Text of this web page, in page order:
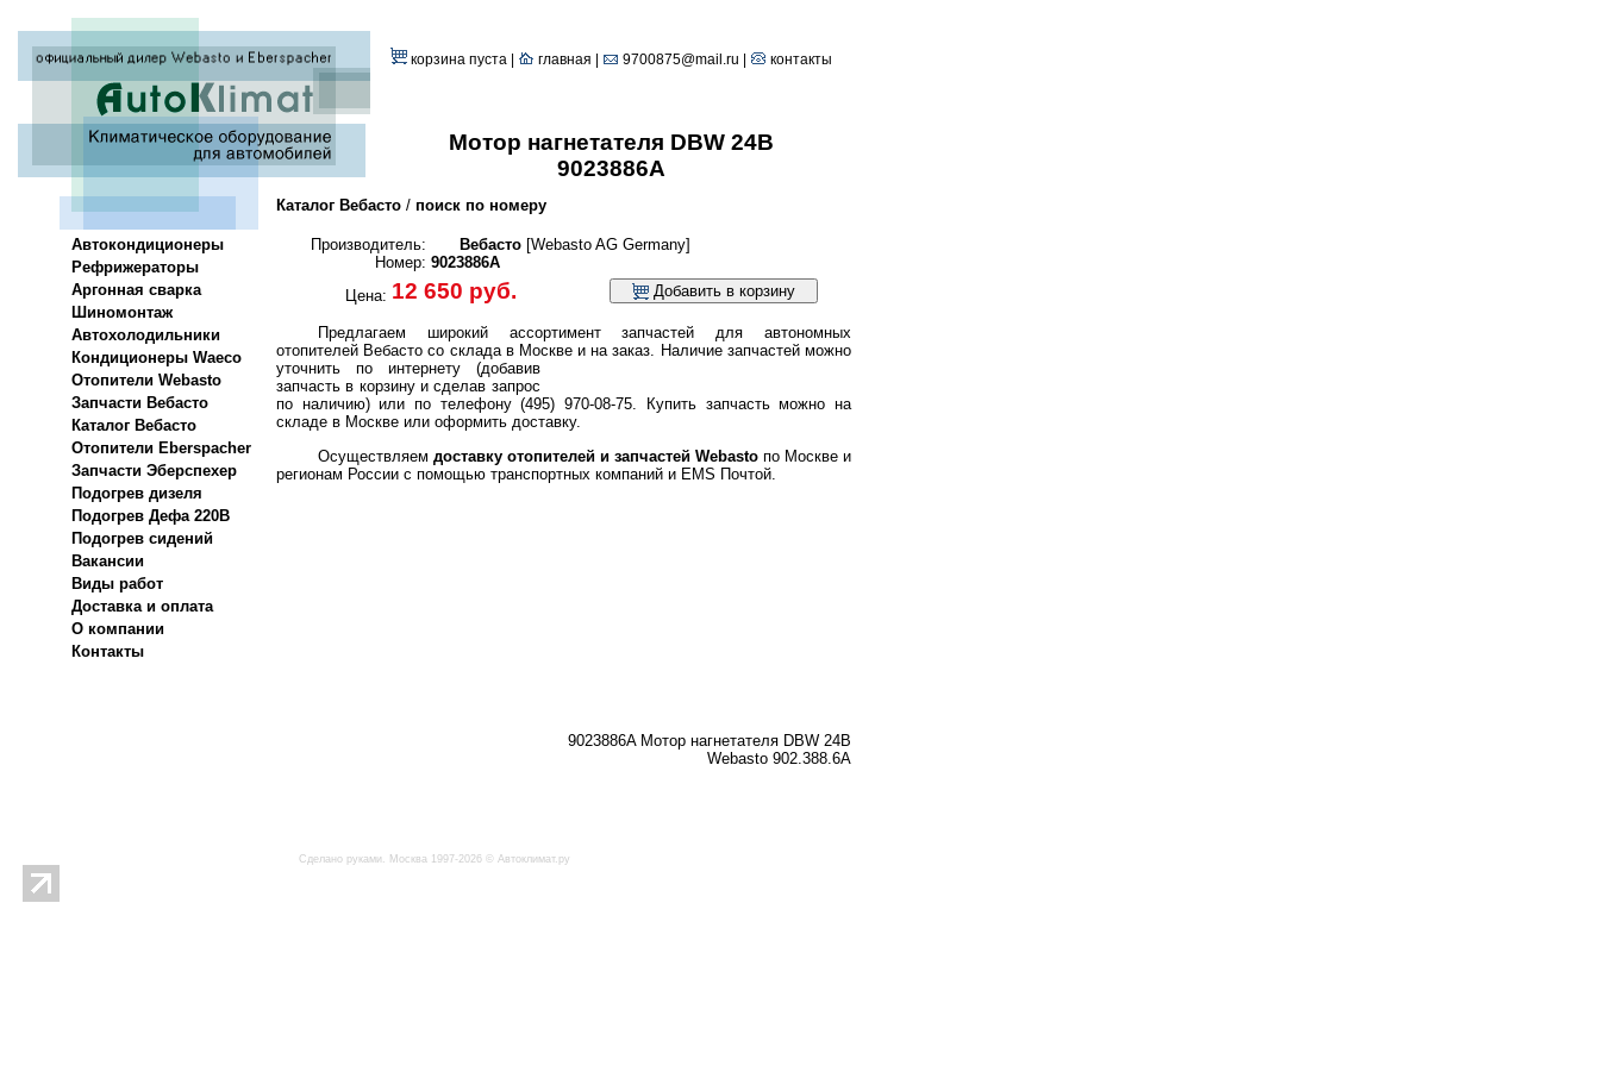
корзина пуста | главная 9700875@mail.ru | контакты
Мотор нагнетателя DBW 24В
9023886A
Автокондиционеры
Рефрижераторы
Аргонная сварка
Шиномонтаж
Автохолодильники
Кондиционеры Waeco
Отопители Webasto
Запчасти Вебасто
Каталог Вебасто
Отопители Eberspacher
Запчасти Эберспехер
Подогрев дизеля
Подогрев Дефа 220В
Подогрев сидений
Вакансии
Виды работ
Доставка и оплата
О компании
Контакты
Каталог Вебасто / поиск по номеру
Производитель:
Номер:
Вебасто [Webasto AG Germany]
9023886A
Цена: 12 650 руб. Добавить в корзину
Предлагаем широкий ассортимент запчастей для автономных
отопителей Вебасто со склада в Москве и на заказ. Наличие запчастей можно
уточнить по интернету (добавив
запчасть в корзину и сделав запрос
по наличию) или по телефону (495) 970-08-75. Купить запчасть можно на
складе в Москве или оформить доставку.
Осуществляем доставку отопителей и запчастей Webasto по Москве и
регионам России с помощью транспортных компаний и EMS Почтой.
9023886A Мотор нагнетателя DBW 24В
Webasto 902.388.6A
Сделано руками. Москва 1997-2026 © Автоклимат.ру